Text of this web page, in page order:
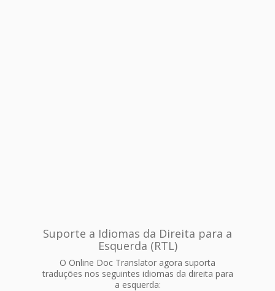
Suporte a Idiomas da Direita para a
Esquerda (RTL)
O Online Doc Translator agora suporta
traduções nos seguintes idiomas da direita para
a esquerda: